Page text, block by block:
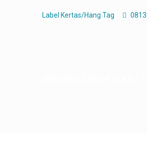
Label Kertas/Hang Tag